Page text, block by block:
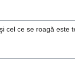
cel ce se roagă este